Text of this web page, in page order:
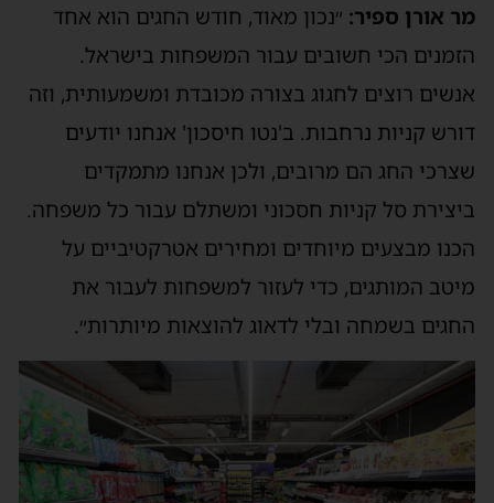
מר אורן ספיר: ״נכון מאוד, חודש החגים הוא אחד
הזמנים הכי חשובים עבור המשפחות בישראל.
אנשים רוצים לחגוג בצורה מכובדת ומשמעותית, וזה
דורש קניות נרחבות. ב'נטו חיסכון' אנחנו יודעים
שצרכי החג הם מרובים, ולכן אנחנו מתמקדים
ביצירת סל קניות חסכוני ומשתלם עבור כל משפחה.
הכנו מבצעים מיוחדים ומחירים אטרקטיביים על
מיטב המותגים, כדי לעזור למשפחות לעבור את
החגים בשמחה ובלי לדאוג להוצאות מיותרות״.